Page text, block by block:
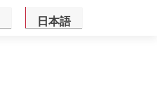
日本語